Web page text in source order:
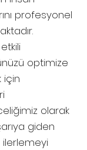
profesyonel
optimize
için
olarak
giden
ilerlemeyi